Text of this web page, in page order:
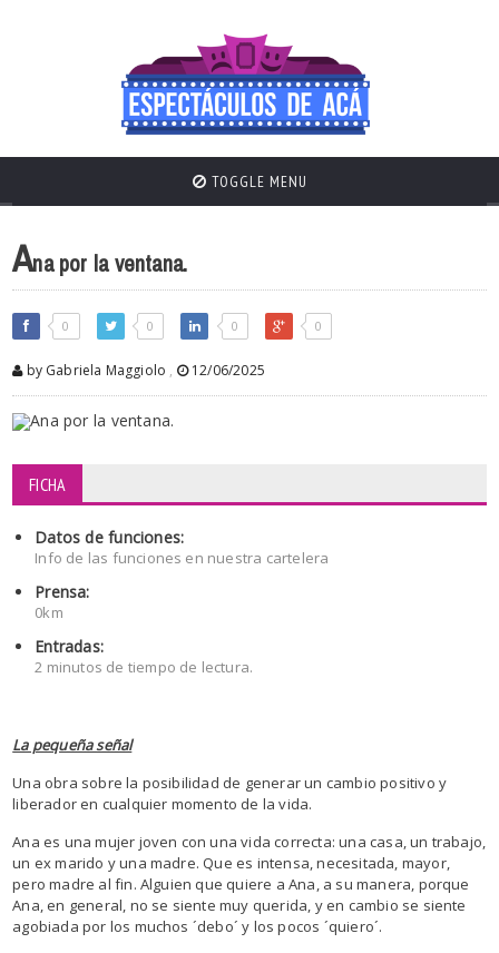
TOGGLE MENU
Ana por la ventana.
0 0 0 0
by Gabriela Maggiolo , 12/06/2025
FICHA
Datos de funciones:
Info de las funciones en nuestra cartelera
Prensa:
0km
Entradas:
2 minutos de tiempo de lectura.
La pequeña señal
Una obra sobre la posibilidad de generar un cambio positivo y
liberador en cualquier momento de la vida.
Ana es una mujer joven con una vida correcta: una casa, un trabajo,
un ex marido y una madre. Que es intensa, necesitada, mayor,
pero madre al fin. Alguien que quiere a Ana, a su manera, porque
Ana, en general, no se siente muy querida, y en cambio se siente
agobiada por los muchos ´debo´ y los pocos ´quiero´.